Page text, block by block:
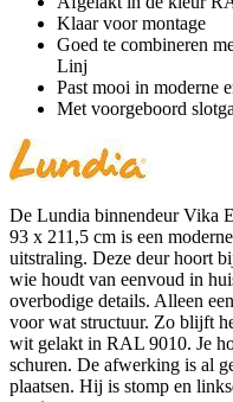
Klaar voor montage
Goed te combineren
Linj
Past mooi in moderne
Met voorgeboord
De Lundia binnendeur Vika
93 x 211,5 cm is een
uitstraling. Deze deur hoort
wie houdt van eenvoud in
overbodige details. Alleen
voor wat structuur. Zo blijft
wit gelakt in RAL 9010. Je
schuren. De afwerking is al
plaatsen. Hij is stomp en